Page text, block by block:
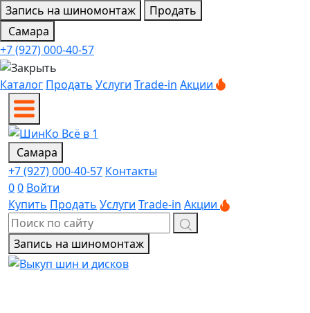
Запись на шиномонтаж
Продать
Самара
+7 (927) 000-40-57
Каталог Продать Услуги Trade-in Акции
Самара
+7 (927) 000-40-57 Контакты
00 Войти
Купить Продать Услуги Trade-in Акции
Запись на шиномонтаж